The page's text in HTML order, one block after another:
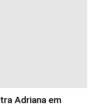
Adriana em